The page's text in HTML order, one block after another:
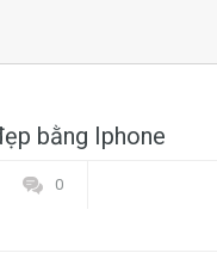
X10 doanh số
bằng Iphone
0